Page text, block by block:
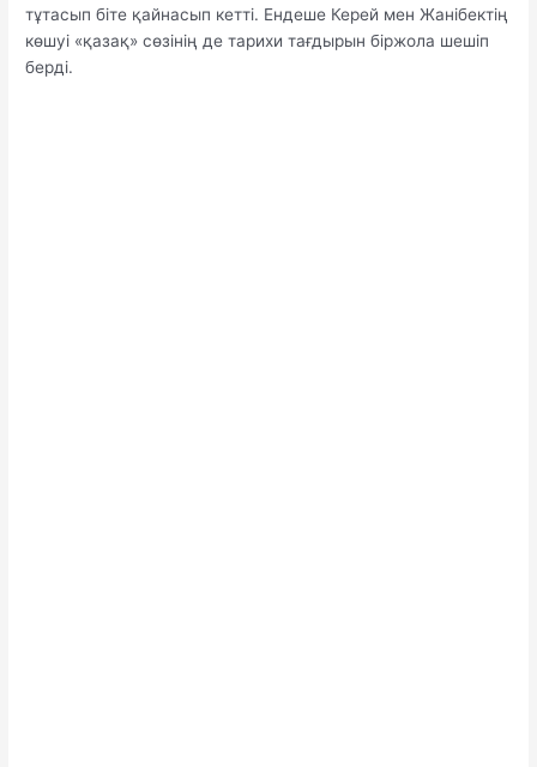
тұтасып біте қайнасып кетті. Ендеше Керей мен Жанібектің
көшуі «қазақ» сөзінің де тарихи тағдырын біржола шешіп
берді.